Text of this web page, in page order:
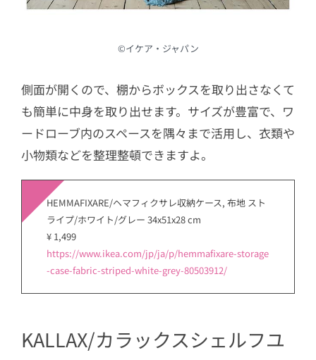
©︎イケア・ジャパン
側面が開くので、棚からボックスを取り出さなくて
も簡単に中身を取り出せます。サイズが豊富で、ワ
ードローブ内のスペースを隅々まで活用し、衣類や
小物類などを整理整頓できますよ。
HEMMAFIXARE/ヘマフィクサレ収納ケース, 布地 スト
ライプ/ホワイト/グレー 34x51x28 cm
¥ 1,499
https://www.ikea.com/jp/ja/p/hemmafixare-storage
-case-fabric-striped-white-grey-80503912/
KALLAX/カラックスシェルフユ